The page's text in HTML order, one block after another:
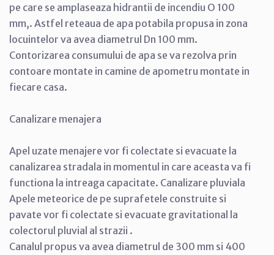
pe care se amplaseaza hidrantii de incendiu O 100
mm,. Astfel reteaua de apa potabila propusa in zona
locuintelor va avea diametrul Dn 100 mm.
Contorizarea consumului de apa se va rezolva prin
contoare montate in camine de apometru montate in
fiecare casa.
Canalizare menajera
Apel uzate menajere vor fi colectate si evacuate la
canalizarea stradala in momentul in care aceasta va fi
functiona la intreaga capacitate. Canalizare pluviala
Apele meteorice de pe suprafetele construite si
pavate vor fi colectate si evacuate gravitational la
colectorul pluvial al strazii .
Canalul propus va avea diametrul de 300 mm si 400